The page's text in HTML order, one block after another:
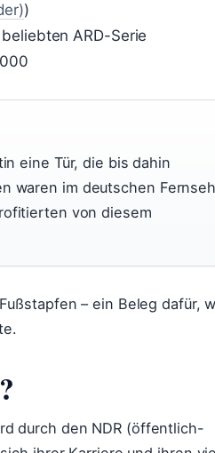
)
ARD-Serie
eine Tür, die bis dahin
waren im deutschen
von diesem
– ein Beleg dafür,
durch den NDR (öffentlich-